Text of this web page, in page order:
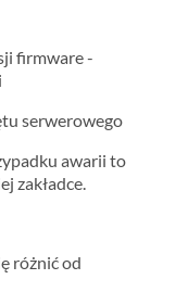
firmware -
serwerowego
awarii to
zakładce.
różnić od